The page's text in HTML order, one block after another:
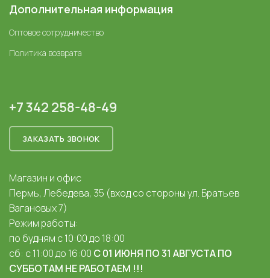
Дополнительная информация
Оптовое сотрудничество
Политика возврата
+7 342 258-48-49
ЗАКАЗАТЬ ЗВОНОК
Магазин и офис
Пермь, Лебедева, 35 (вход со стороны ул. Братьев
Вагановых 7)
Режим работы:
по будням с 10:00 до 18:00
сб: с 11:00 до 16:00 С 01 ИЮНЯ ПО 31 АВГУСТА ПО
СУББОТАМ НЕ РАБОТАЕМ !!!